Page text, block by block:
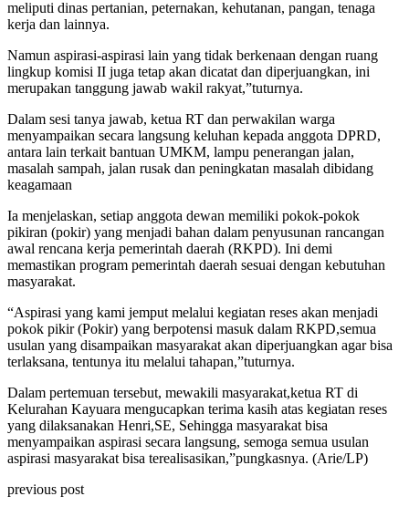
meliputi dinas pertanian, peternakan, kehutanan, pangan, tenaga
kerja dan lainnya.
Namun aspirasi-aspirasi lain yang tidak berkenaan dengan ruang
lingkup komisi II juga tetap akan dicatat dan diperjuangkan, ini
merupakan tanggung jawab wakil rakyat,”tuturnya.
Dalam sesi tanya jawab, ketua RT dan perwakilan warga
menyampaikan secara langsung keluhan kepada anggota DPRD,
antara lain terkait bantuan UMKM, lampu penerangan jalan,
masalah sampah, jalan rusak dan peningkatan masalah dibidang
keagamaan
Ia menjelaskan, setiap anggota dewan memiliki pokok-pokok
pikiran (pokir) yang menjadi bahan dalam penyusunan rancangan
awal rencana kerja pemerintah daerah (RKPD). Ini demi
memastikan program pemerintah daerah sesuai dengan kebutuhan
masyarakat.
“Aspirasi yang kami jemput melalui kegiatan reses akan menjadi
pokok pikir (Pokir) yang berpotensi masuk dalam RKPD,semua
usulan yang disampaikan masyarakat akan diperjuangkan agar bisa
terlaksana, tentunya itu melalui tahapan,”tuturnya.
Dalam pertemuan tersebut, mewakili masyarakat,ketua RT di
Kelurahan Kayuara mengucapkan terima kasih atas kegiatan reses
yang dilaksanakan Henri,SE, Sehingga masyarakat bisa
menyampaikan aspirasi secara langsung, semoga semua usulan
aspirasi masyarakat bisa terealisasikan,”pungkasnya. (Arie/LP)
previous post